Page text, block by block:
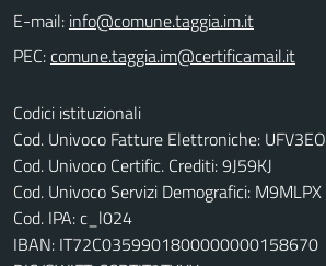
E-mail:
PEC:
Codici istituzionali
Cod. Univoco Fatture Elettroniche: UFV3EO
Cod. Univoco Certific. Crediti: 9J59KJ
Cod. Univoco Servizi Demografici: M9MLPX
Cod. IPA: c_l024
IBAN: IT72C0359901800000000158670